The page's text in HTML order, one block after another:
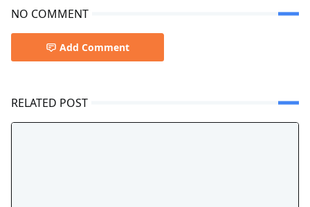
NO COMMENT
Add Comment
RELATED POST